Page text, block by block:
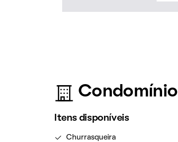
Condomínio
Itens disponíveis
Churrasqueira